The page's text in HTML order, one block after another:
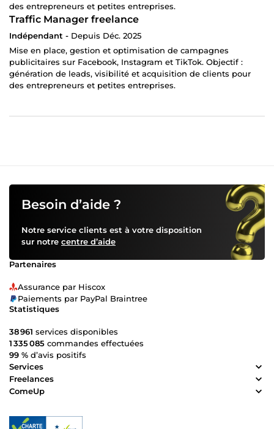
des entrepreneurs et petites entreprises.
Traffic Manager freelance
Indépendant - Depuis Déc. 2025
Mise en place, gestion et optimisation de campagnes
publicitaires sur Facebook, Instagram et TikTok. Objectif :
génération de leads, visibilité et acquisition de clients pour
des entrepreneurs et petites entreprises.
Besoin d’aide ?
Notre service clients est à votre disposition
sur notre centre d’aide
Partenaires
Assurance par Hiscox
Paiements par PayPal Braintree
Statistiques
38 961 services disponibles
1 335 085 commandes effectuées
99 % d’avis positifs
Services
Freelances
ComeUp